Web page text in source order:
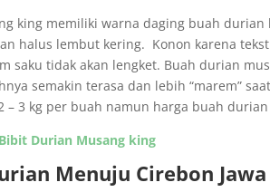
king memiliki warna daging buah
halus lembut kering. Konon karena
saku tidak akan lengket. Buah durian
semakin terasa dan lebih “marem”
– 3 kg per buah namun harga buah
Bibit Durian Musang king
Menuju Cirebon